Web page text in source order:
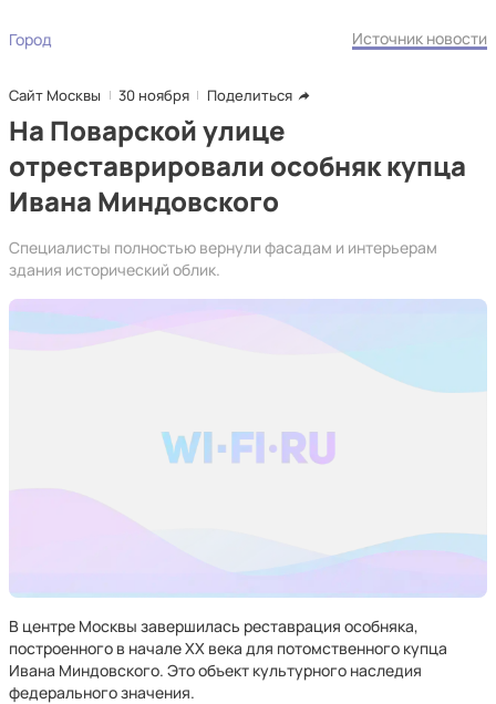
Город Источник новости
Сайт Москвы 30 ноября Поделиться
На Поварской улице
отреставрировали особняк купца
Ивана Миндовского
Специалисты полностью вернули фасадам и интерьерам
здания исторический облик.
В центре Москвы завершилась реставрация особняка,
построенного в начале XX века для потомственного купца
Ивана Миндовского. Это объект культурного наследия
федерального значения.